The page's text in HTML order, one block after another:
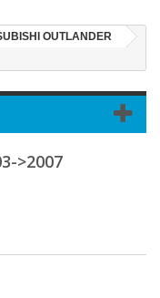
OUTLANDER
>2007